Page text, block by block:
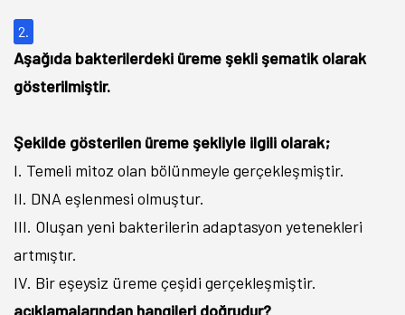
2.
Aşağıda bakterilerdeki üreme şekli şematik olarak
gösterilmiştir.
Şekilde gösterilen üreme şekliyle ilgili olarak;
I. Temeli mitoz olan bölünmeyle gerçekleşmiştir.
II. DNA eşlenmesi olmuştur.
III. Oluşan yeni bakterilerin adaptasyon yetenekleri
artmıştır.
IV. Bir eşeysiz üreme çeşidi gerçekleşmiştir.
açıklamalarından hangileri doğrudur?